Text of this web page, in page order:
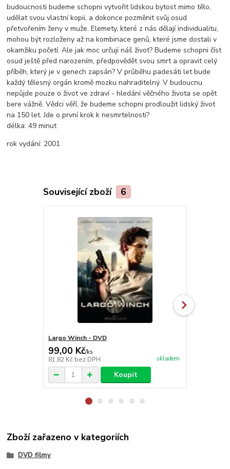
budoucnosti budeme schopni vytvořit lidskou bytost mimo tělo,
udělat svou vlastní kopii, a dokonce pozměnit svůj osud
přetvořením ženy v muže. Elemety, které z nás dělají individualitu,
mohou být rozloženy až na kombinace genů, které jsme dostali v
okamžiku početí. Ale jak moc určují náš život? Budeme schopni číst
osud ještě před narozením, předpovědět svou smrt a opravit celý
příběh, který je v genech zapsán? V průběhu padesáti let bude
každý tělesný orgán kromě mozku nahraditelný. V budoucnu
nepůjde pouze o život ve zdraví - hledání věčného života se opět
bere vážně. Vědci věří, že budeme schopni prodloužit lidský život
na 150 let. Jde o první krok k nesmrtelnosti?
délka: 49 minut
rok vydání: 2001
Související zboží 6
Largo Winch - DVD
99,00 Kč/ks
81,82 Kč bez DPH skladem
Koupit
Zboží zařazeno v kategoriích
DVD filmy